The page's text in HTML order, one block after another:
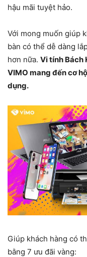
hậu mãi tuyệt hảo.
Với mong muốn giúp
bàn có thể dễ dàng
hơn nữa. Vi tính Bách
VIMO mang đến cơ
dụng.
Giúp khách hàng có
bằng 7 ưu đãi vàng: